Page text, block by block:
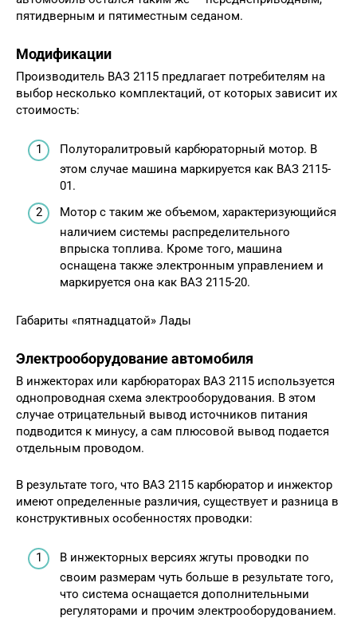
пятидверным и пятиместным седаном.
Модификации
Производитель ВАЗ 2115 предлагает потребителям на
выбор несколько комплектаций, от которых зависит их
стоимость:
Полуторалитровый карбюраторный мотор. В
этом случае машина маркируется как ВАЗ 2115-
01.
Мотор с таким же объемом, характеризующийся
наличием системы распределительного
впрыска топлива. Кроме того, машина
оснащена также электронным управлением и
маркируется она как ВАЗ 2115-20.
Габариты «пятнадцатой» Лады
Электрооборудование автомобиля
В инжекторах или карбюраторах ВАЗ 2115 используется
однопроводная схема электрооборудования. В этом
случае отрицательный вывод источников питания
подводится к минусу, а сам плюсовой вывод подается
отдельным проводом.
В результате того, что ВАЗ 2115 карбюратор и инжектор
имеют определенные различия, существует и разница в
конструктивных особенностях проводки:
В инжекторных версиях жгуты проводки по
своим размерам чуть больше в результате того,
что система оснащается дополнительными
регуляторами и прочим электрооборудованием.